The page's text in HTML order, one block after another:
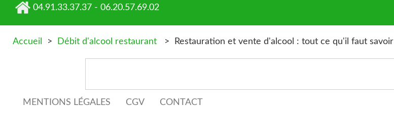
04.91.33.37.37 - 06.20.57.69.02
Accueil > Débit d'alcool restaurant > Restauration et vente d'alcool : tout ce qu'il faut savoir
MENTIONS LÉGALES CGV CONTACT